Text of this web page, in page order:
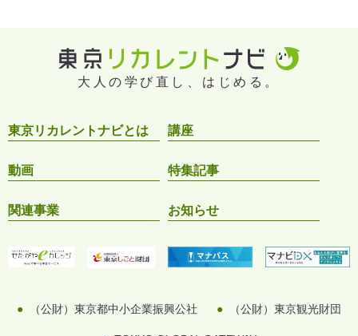
大人の学び直し、はじめる。
東京リカレントナビとは 講座
動画 特集記事
関連事業 お知らせ
（公財）東京都中小企業振興公社 （公財）東京観光財団